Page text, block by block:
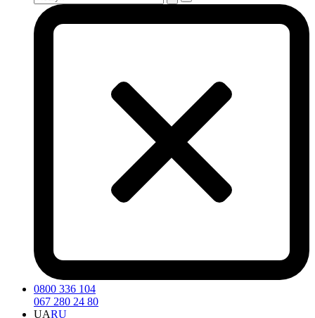
0800 336 104
067 280 24 80
UARU